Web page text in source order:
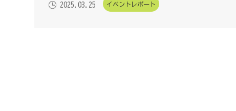
2025.03.25 イベントレポート